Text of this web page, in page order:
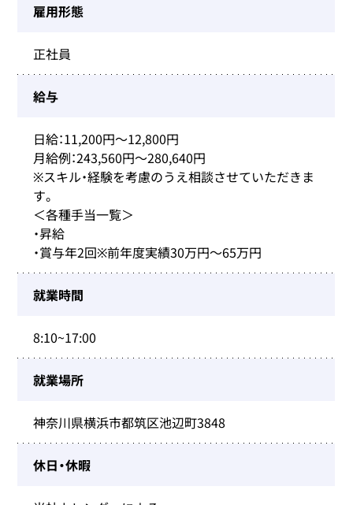
雇用形態
正社員
給与
日給：11,200円～12,800円
月給例：243,560円〜280,640円
※スキル・経験を考慮のうえ相談させていただきま
す。
＜各種手当一覧＞
・昇給
・賞与年2回※前年度実績30万円～65万円
就業時間
8:10~17:00
就業場所
神奈川県横浜市都筑区池辺町3848
休日・休暇